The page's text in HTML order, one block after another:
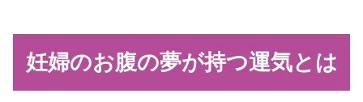
妊婦のお腹の夢が持つ運気とは